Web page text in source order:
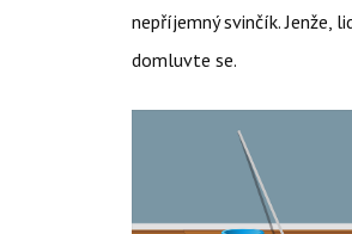
nepříjemný svinčík. Jenže,
domluvte se.